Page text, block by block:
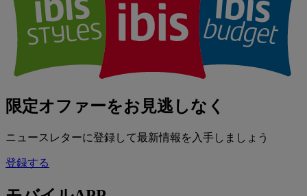
限定オファーをお見逃しなく
ニュースレターに登録して最新情報を入手しましょう
登録する